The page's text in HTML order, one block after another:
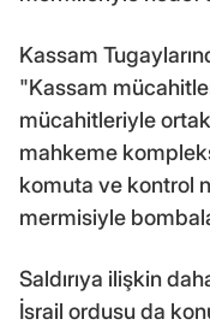
Kassam
"Kassam
mücahitleriyle
mahkeme
komuta ve kontrol
mermisiyle
Saldırıya ilişkin
İsrail ordusu da